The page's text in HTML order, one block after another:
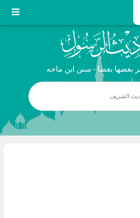
بعضها بعضا - سنن ابن ماجه